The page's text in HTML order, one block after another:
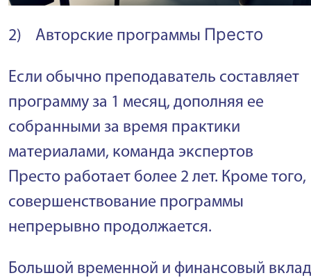
2) Авторские программы Престо
Если обычно преподаватель составляет
программу за 1 месяц, дополняя ее
собранными за время практики
материалами, команда экспертов
Престо работает более 2 лет. Кроме того,
совершенствование программы
непрерывно продолжается.
Большой временной и финансовый вклад